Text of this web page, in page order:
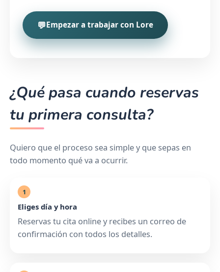
💬Empezar a trabajar con Lore
¿Qué pasa cuando reservas
tu primera consulta?
Quiero que el proceso sea simple y que sepas en
todo momento qué va a ocurrir.
1
Eliges día y hora
Reservas tu cita online y recibes un correo de
confirmación con todos los detalles.